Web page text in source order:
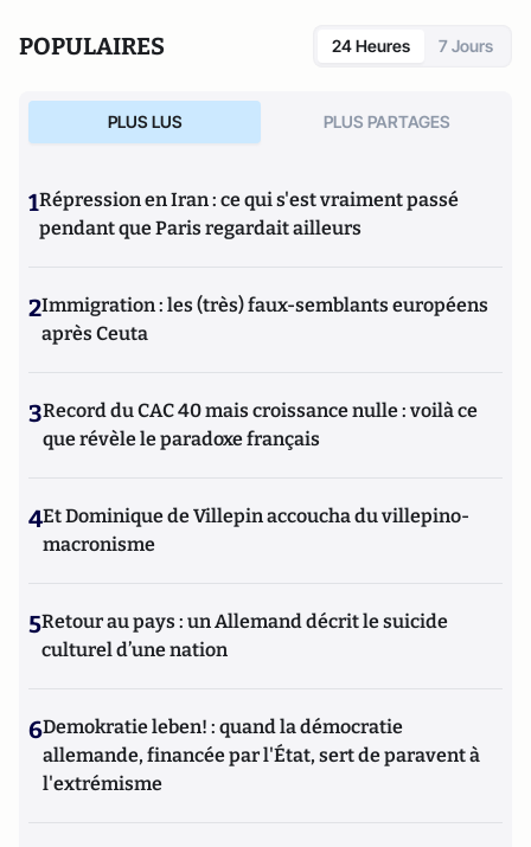
POPULAIRES 24 Heures 7 Jours
PLUS LUS PLUS PARTAGES
1Répression en Iran : ce qui s'est vraiment passé
pendant que Paris regardait ailleurs
2Immigration : les (très) faux-semblants européens
après Ceuta
3Record du CAC 40 mais croissance nulle : voilà ce
que révèle le paradoxe français
4Et Dominique de Villepin accoucha du villepino-
macronisme
5Retour au pays : un Allemand décrit le suicide
culturel d’une nation
6Demokratie leben! : quand la démocratie
allemande, financée par l'État, sert de paravent à
l'extrémisme